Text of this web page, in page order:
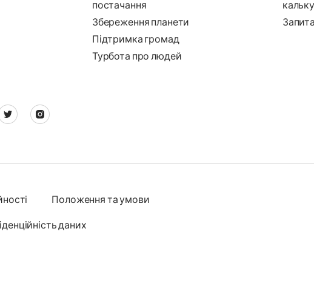
постачання
Збереження планети
Підтримка громад
Турбота про людей
Положення та умови
даних